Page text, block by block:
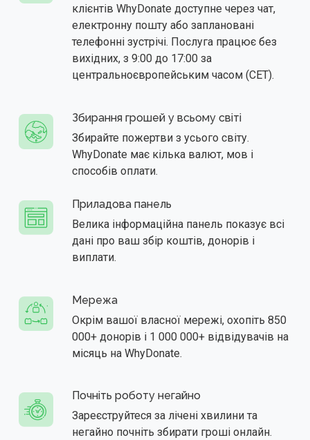
клієнтів WhyDonate доступне через чат,
електронну пошту або заплановані
телефонні зустрічі. Послуга працює без
вихідних, з 9:00 до 17:00 за
центральноєвропейським часом (CET).
Збирання грошей у всьому світі
Збирайте пожертви з усього світу.
WhyDonate має кілька валют, мов і
способів оплати.
Приладова панель
Велика інформаційна панель показує всі
дані про ваш збір коштів, донорів і
виплати.
Мережа
Окрім вашої власної мережі, охопіть 850
000+ донорів і 1 000 000+ відвідувачів на
місяць на WhyDonate.
Почніть роботу негайно
Зареєструйтеся за лічені хвилини та
негайно почніть збирати гроші онлайн.